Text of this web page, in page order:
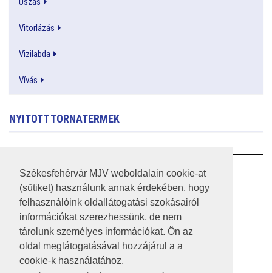
Székesfehérvár MJV weboldalain cookie-at
(sütiket) használunk annak érdekében, hogy
felhasználóink oldallátogatási szokásairól
információkat szerezhessünk, de nem
tárolunk személyes információkat. Ön az
oldal meglátogatásával hozzájárul a a
cookie-k használatához.
Vitorlázás
Vizilabda
Vívás
NYITOTT TORNATERMEK
RSS
A HONLAP 2017.03.31-I ÁLLAPOTA
JOGI NYILATKOZAT
IMPRESSZUM